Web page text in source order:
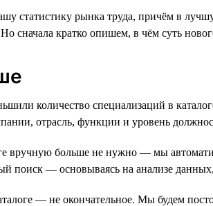
статистику рынка труда, причём в
сначала кратко опишем, в чём суть
количество специализаций в
отрасль, функции и уровень
вручную больше не нужно — мы
поиск — основываясь на анализе
— не окончательное. Мы будем